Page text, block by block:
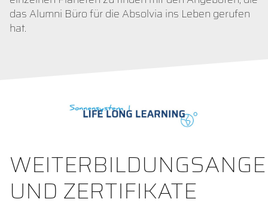
das Alumni Büro für die Absolvia ins Leben gerufen
hat.
UND ZERTIFIKATE